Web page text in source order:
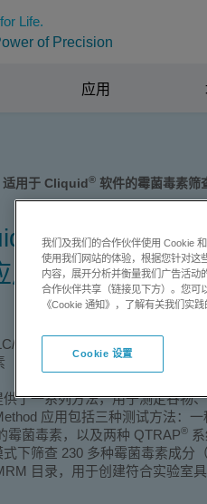
of Precision
应用
适用于 Cliquid® 软件的霉菌毒素
软件的霉菌
版本 1.2
MS/MS)技术注射，即可筛查谷
了一系列方法，用于测定谷物
应用包括三种测试方法：一
菌毒素，以及两种 QTRAP®
下筛查 230 多种霉菌毒素成分
目录，用于创建符合实验室
我们及我们的合作伙伴使用 Cookie
使用我们网站的体验，根据您针对这
内容，展开分析并衡量我们广告活动
合作伙伴共享（链接见下方）。您可
《Cookie 通知》，了解有关我们实
Cookie 设置